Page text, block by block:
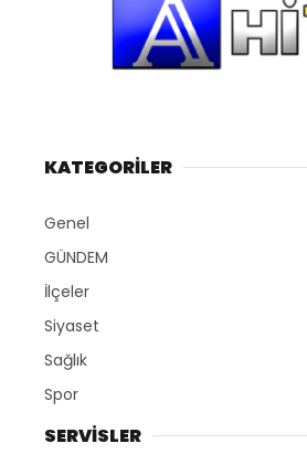
KATEGORİLER
Genel
GÜNDEM
İlçeler
Siyaset
Sağlık
Spor
SERVİSLER